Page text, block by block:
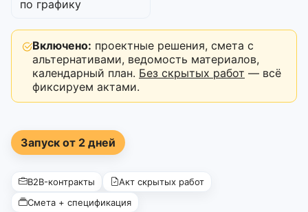
по графику
Включено: проектные решения, смета с
альтернативами, ведомость материалов,
календарный план. Без скрытых работ — всё
фиксируем актами.
Запуск от 2 дней
B2B-контракты
Акт скрытых работ
Смета + спецификация